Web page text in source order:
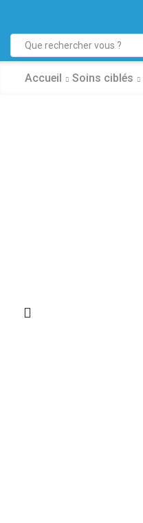
Accueil Soins ciblés